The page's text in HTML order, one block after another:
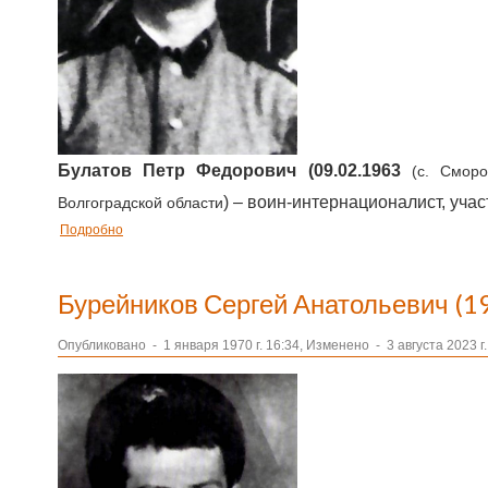
Булатов Петр Федорович (09.02.1963
(с.
Волгоградской области) – воин-интернационалист,
Подробно
Бурейников Сергей Анатольевич
Опубликовано - 1 января 1970 г. 16:34, Изменено - 3 августа 2023